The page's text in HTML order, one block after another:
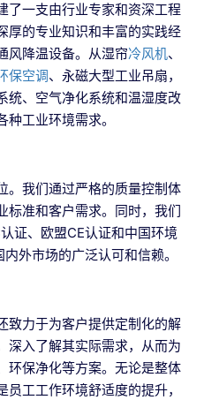
了一支由行业专家和资深工程
厚的专业知识和丰富的实践经
风降温设备。从湿帘冷风机、
保空调、永磁大型工业吊扇，
统、空气净化系统和温湿度改
工业环境需求。
。我们通过严格的质量控制体
标准和客户需求。同时，我们
证、欧盟CE认证和中国环境
外市场的广泛认可和信赖。
致力于为客户提供定制化的解
深入了解其实际需求，从而为
环保净化等方案。无论是整体
工工作环境舒适度的提升，